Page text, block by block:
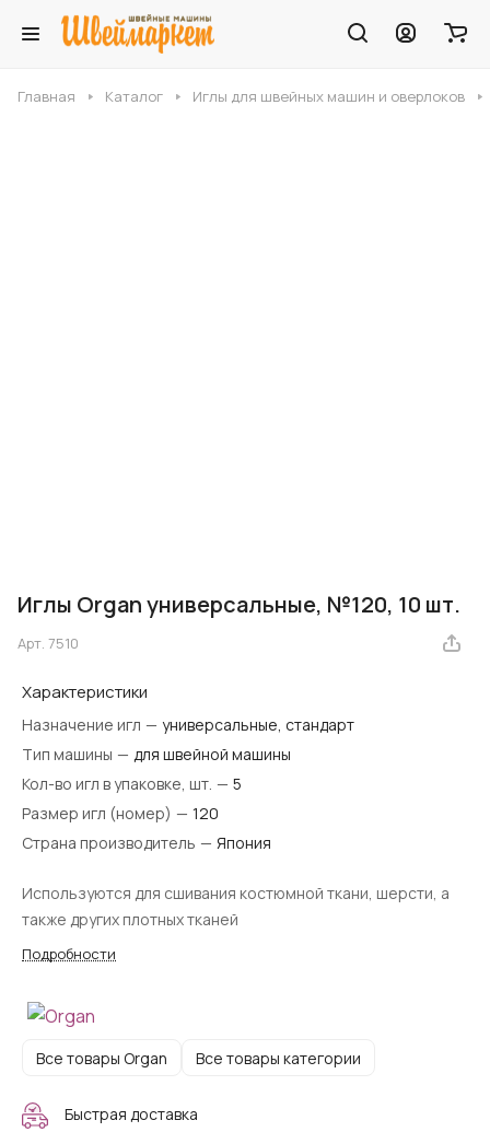
Главная Каталог Иглы для швейных машин и оверлоков
Иглы Organ универсальные, №120, 10 шт.
Арт. 7510
Характеристики
Назначение игл — универсальные, стандарт
Тип машины — для швейной машины
Кол-во игл в упаковке, шт. — 5
Размер игл (номер) — 120
Страна производитель — Япония
Используются для сшивания костюмной ткани, шерсти, а
также других плотных тканей
Подробности
Все товары Organ Все товары категории
Быстрая доставка